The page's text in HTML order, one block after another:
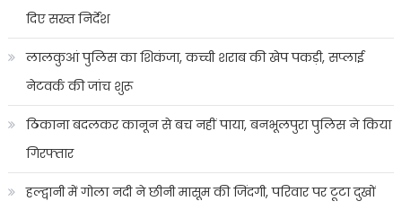
दिए सख्त निर्देश
लालकुआं पुलिस का शिकंजा, कच्ची शराब की खेप पकड़ी, सप्लाई
नेटवर्क की जांच शुरू
ठिकाना बदलकर कानून से बच नहीं पाया, बनभूलपुरा पुलिस ने किया
गिरफ्तार
हल्द्वानी में गोला नदी ने छीनी मासूम की जिंदगी, परिवार पर टूटा दुखों